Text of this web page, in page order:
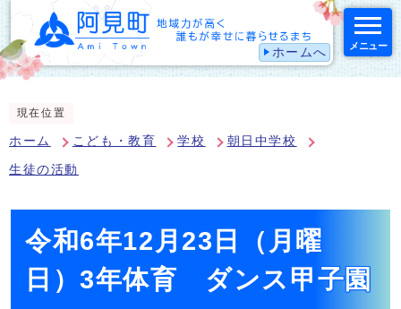
ホームへ メニュー
現在位置
ホーム こども・教育 学校 朝日中学校
生徒の活動
令和6年12月23日（月曜
日）3年体育 ダンス甲子園